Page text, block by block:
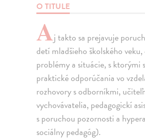
O TITULE
Aj takto sa prejavuje
detí mladšieho školského
problémy a situácie, s ktorými
praktické odporúčania vo
rozhovory s odborníkmi,
vychovávatelia, pedagogickí
s poruchou pozornosti a
sociálny pedagóg).